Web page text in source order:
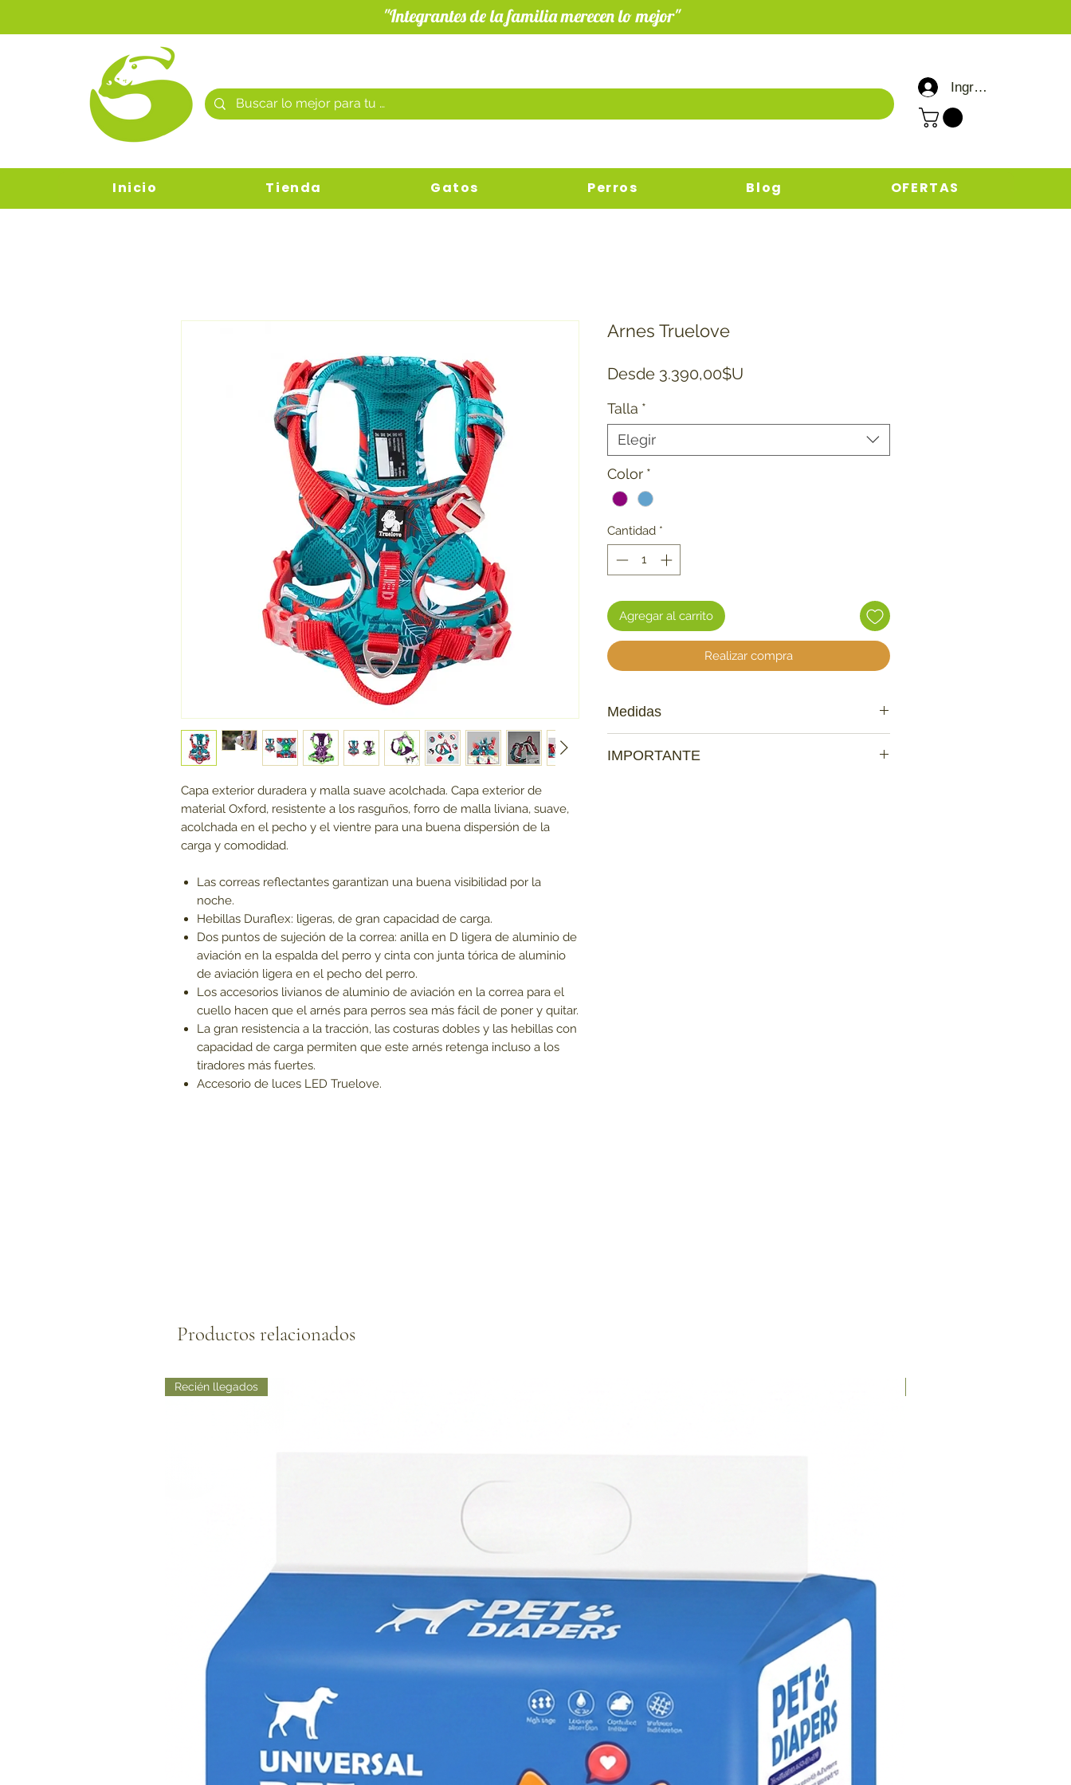
"Integrantes de la familia merecen lo mejor"
Ingresar /
Inicio Tienda Gatos Perros Blog OFERTAS
Productos relacionados
Recién llegados
Capa exterior duradera y malla suave acolchada. Capa exterior de
material Oxford, resistente a los rasguños, forro de malla liviana, suave,
acolchada en el pecho y el vientre para una buena dispersión de la
carga y comodidad.
Las correas reflectantes garantizan una buena visibilidad por la
noche.
Hebillas Duraflex: ligeras, de gran capacidad de carga.
Dos puntos de sujeción de la correa: anilla en D ligera de aluminio de
aviación en la espalda del perro y cinta con junta tórica de aluminio
de aviación ligera en el pecho del perro.
Los accesorios livianos de aluminio de aviación en la correa para el
cuello hacen que el arnés para perros sea más fácil de poner y quitar.
La gran resistencia a la tracción, las costuras dobles y las hebillas con
capacidad de carga permiten que este arnés retenga incluso a los
tiradores más fuertes.
Accesorio de luces LED Truelove.
Arnes Truelove
Desde 3.390,00$U
Talla *
Elegir
Color *
Cantidad *
Agregar al carrito
Realizar compra
Medidas
S : 43 cm - 52 cm
IMPORTANTE